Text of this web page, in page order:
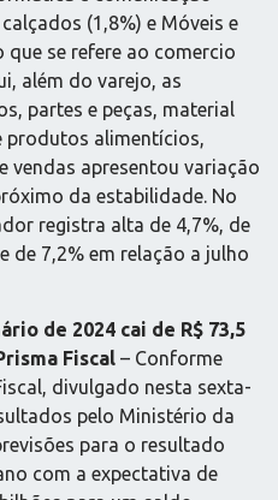
(1,8%) e Móveis e
se refere ao comercio
além do varejo, as
partes e peças, material
produtos alimentícios,
vendas apresentou variação
da estabilidade. No
registra alta de 4,7%, de
de 7,2% em relação a julho
de 2024 cai de R$ 73,5
Fiscal – Conforme
divulgado nesta sexta-
pelo Ministério da
para o resultado
com a expectativa de